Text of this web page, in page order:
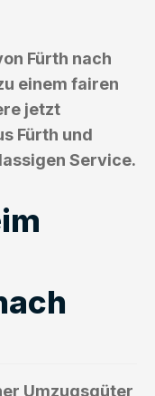
Fürth nach
einem fairen
jetzt
Fürth und
Service.
Umzugsgüter